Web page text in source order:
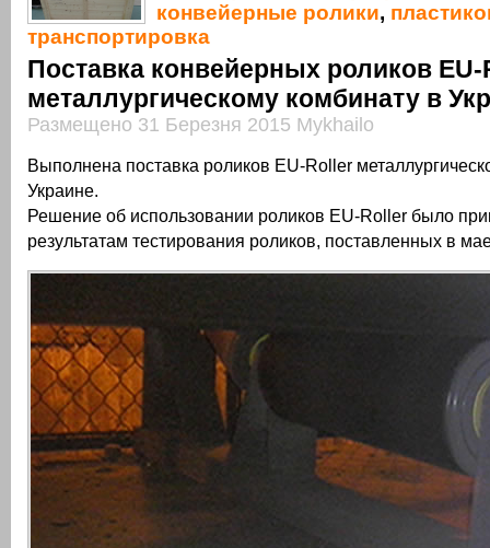
конвейерные ролики,
транспортировка
Поставка конвейерных роликов EU-
металлургическому комбинату в
Размещено 31 Березня 2015 Mykhailo
Выполнена поставка роликов EU-Roller
Украине.
Решение об использовании роликов EU-Roller было
результатам тестирования роликов, поставленных в